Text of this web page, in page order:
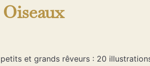
et grands rêveurs : 20